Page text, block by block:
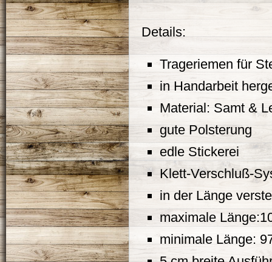
Details:
Trageriemen für
in Handarbeit
Material: Samt &
gute Polsterung
edle Stickerei
Klett-Verschluß-
in der Länge
maximale
minimale Länge: